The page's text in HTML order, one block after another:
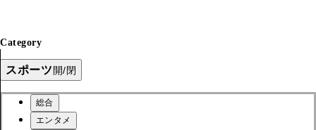
Category
スポーツ開/閉
総合
エンタメ